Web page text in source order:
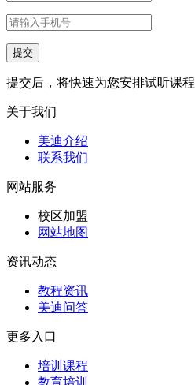
提交后，将快速为您安排试听课程
关于我们
美迪介绍
联系我们
网站服务
校区加盟
网站地图
资讯动态
教程资讯
美迪问答
更多入口
培训课程
教育培训